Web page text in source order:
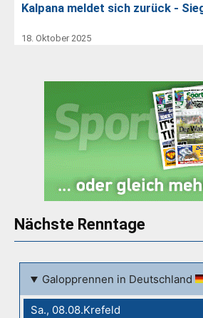
Kalpana meldet sich zurück -
18. Oktober 2025
Nächste Renntage
Galopprennen in Deutschland
Sa., 08.08.Krefeld